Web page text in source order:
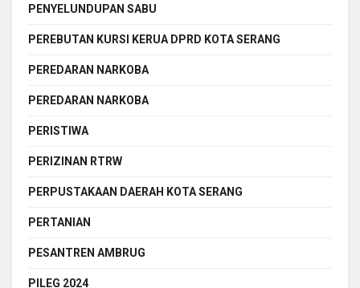
PENYELUNDUPAN SABU
PEREBUTAN KURSI KERUA DPRD KOTA SERANG
PEREDARAN NARKOBA
PEREDARAN NARKOBA
PERISTIWA
PERIZINAN RTRW
PERPUSTAKAAN DAERAH KOTA SERANG
PERTANIAN
PESANTREN AMBRUG
PILEG 2024